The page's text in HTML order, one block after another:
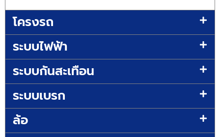
โครงรถ
ระบบไฟฟ้า
ระบบกันสะเทือน
ระบบเบรก
ล้อ